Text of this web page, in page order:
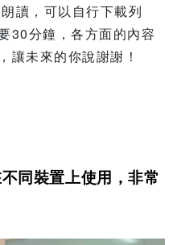
讀，可以自行下載列
30分鐘，各方面的內容
讓未來的你說謝謝！
同裝置上使用，非常